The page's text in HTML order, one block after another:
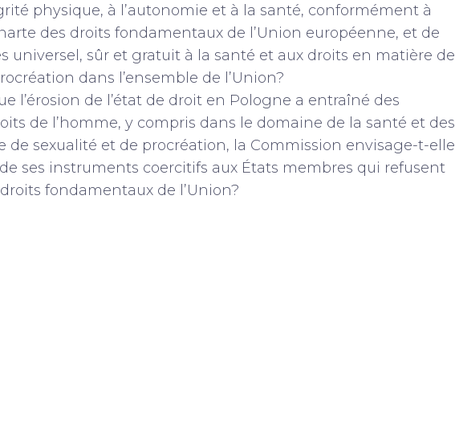
physique, à l’autonomie et à la santé, conformément à
des droits fondamentaux de l’Union européenne, et de
universel, sûr et gratuit à la santé et aux droits en matière de
dans l’ensemble de l’Union?
l’érosion de l’état de droit en Pologne a entraîné des
de l’homme, y compris dans le domaine de la santé et des
de sexualité et de procréation, la Commission envisage-t-elle
de ses instruments coercitifs aux États membres qui refusent
fondamentaux de l’Union?